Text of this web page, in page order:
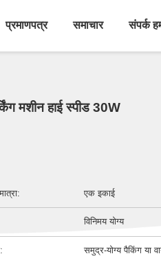
प्रमाणपत्र समाचार संपर्क
मशीन हाई स्पीड 30W
एक इकाई
विनिमय योग्य
समुद्र-योग्य पैकिंग या